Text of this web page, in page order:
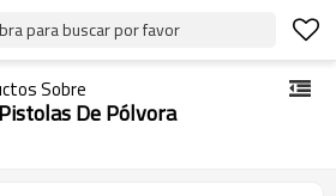
para buscar por favor
Sobre
De Pólvora